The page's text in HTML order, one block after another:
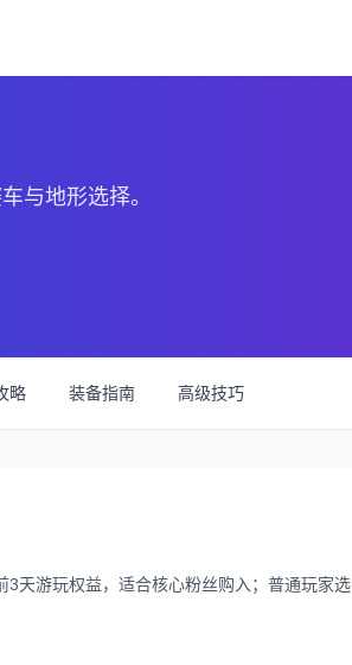
与地形选择。
略 装备指南 高级技巧
天游玩权益，适合核心粉丝购入；普通玩家选